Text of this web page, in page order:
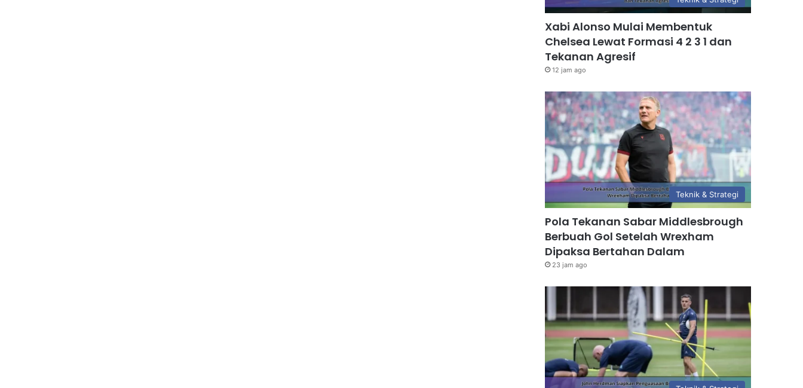
Xabi Alonso Mulai Membentuk
Chelsea Lewat Formasi 4 2 3 1 dan
Tekanan Agresif
12 jam ago
Teknik & Strategi
Pola Tekanan Sabar Middlesbrough
Berbuah Gol Setelah Wrexham
Dipaksa Bertahan Dalam
23 jam ago